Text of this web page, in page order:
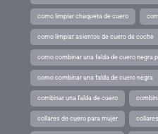
como limpiar chaqueta de cuero
como limpiar asientos de cuero de coche
como combinar una falda de cuero negra
como combinar una falda de cuero negra
combinar una falda de cuero
collares de cuero para mujer